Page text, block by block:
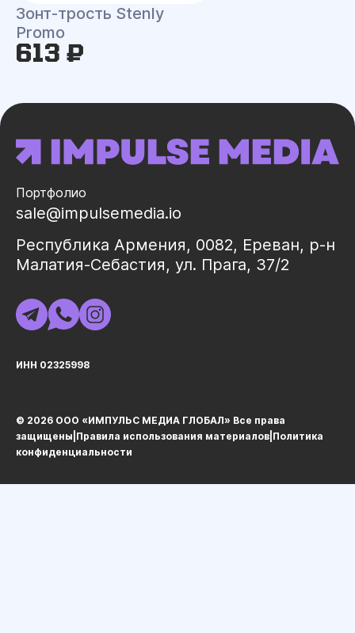
Зонт-трость Stenly
Promo
613 ₽
Портфолио
sale@impulsemedia.io
Республика Армения, 0082, Ереван, р-н
Малатия-Себастия, ул. Прага, 37/2
ИНН 02325998
© 2026 ООО «ИМПУЛЬС МЕДИА ГЛОБАЛ» Все права
защищеныㅤ|ㅤ Правила использования материалов Политика
конфиденциальности